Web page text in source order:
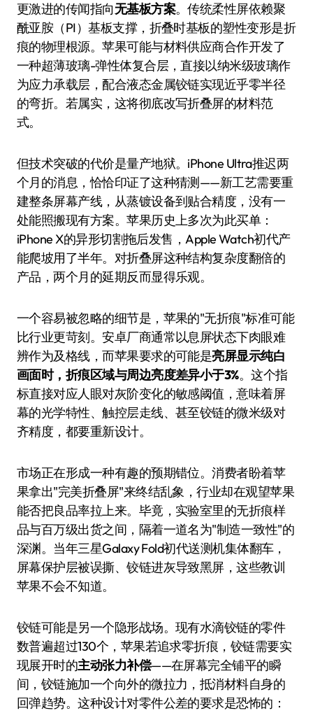
更激进的传闻指向无基板方案。传统柔性屏依赖聚
酰亚胺（PI）基板支撑，折叠时基板的塑性变形是折
痕的物理根源。苹果可能与材料供应商合作开发了
一种超薄玻璃-弹性体复合层，直接以纳米级玻璃作
为应力承载层，配合液态金属铰链实现近乎零半径
的弯折。若属实，这将彻底改写折叠屏的材料范
式。
但技术突破的代价是量产地狱。iPhone Ultra推迟两
个月的消息，恰恰印证了这种猜测——新工艺需要重
建整条屏幕产线，从蒸镀设备到贴合精度，没有一
处能照搬现有方案。苹果历史上多次为此买单：
iPhone X的异形切割拖后发售，Apple Watch初代产
能爬坡用了半年。对折叠屏这种结构复杂度翻倍的
产品，两个月的延期反而显得乐观。
一个容易被忽略的细节是，苹果的"无折痕"标准可能
比行业更苛刻。安卓厂商通常以息屏状态下肉眼难
辨作为及格线，而苹果要求的可能是亮屏显示纯白
画面时，折痕区域与周边亮度差异小于3%。这个指
标直接对应人眼对灰阶变化的敏感阈值，意味着屏
幕的光学特性、触控层走线、甚至铰链的微米级对
齐精度，都要重新设计。
市场正在形成一种有趣的预期错位。消费者盼着苹
果拿出"完美折叠屏"来终结乱象，行业却在观望苹果
能否把良品率拉上来。毕竟，实验室里的无折痕样
品与百万级出货之间，隔着一道名为"制造一致性"的
深渊。当年三星Galaxy Fold初代送测机集体翻车，
屏幕保护层被误撕、铰链进灰导致黑屏，这些教训
苹果不会不知道。
铰链可能是另一个隐形战场。现有水滴铰链的零件
数普遍超过130个，苹果若追求零折痕，铰链需要实
现展开时的主动张力补偿——在屏幕完全铺平的瞬
间，铰链施加一个向外的微拉力，抵消材料自身的
回弹趋势。这种设计对零件公差的要求是恐怖的：